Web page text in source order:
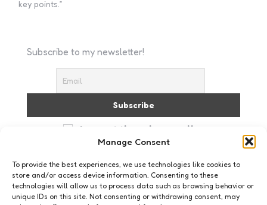
Manage Consent
To provide the best experiences, we use technologies like cookies to
store and/or access device information. Consenting to these
technologies will allow us to process data such as browsing behavior or
unique IDs on this site. Not consenting or withdrawing consent, may
key points.”
Subscribe to my newsletter!
I accept the privacy policy